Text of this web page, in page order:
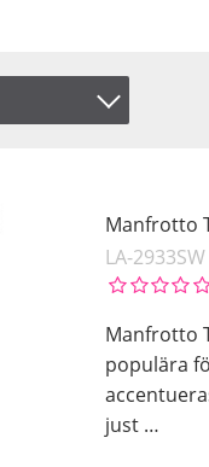
Manfrotto
LA-2933SW
Manfrotto
populära
just …